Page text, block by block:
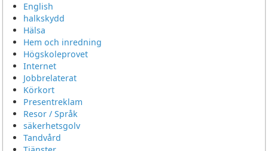
English
halkskydd
Hälsa
Hem och inredning
Högskoleprovet
Internet
Jobbrelaterat
Körkort
Presentreklam
Resor / Språk
säkerhetsgolv
Tandvård